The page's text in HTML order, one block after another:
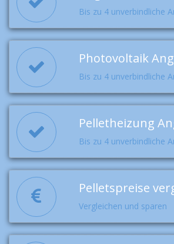
Bis zu 4 unverbindliche
Photovoltaik
Bis zu 4 unverbindliche
Pelletheizung
Bis zu 4 unverbindliche
Pelletspreise
Vergleichen und sparen